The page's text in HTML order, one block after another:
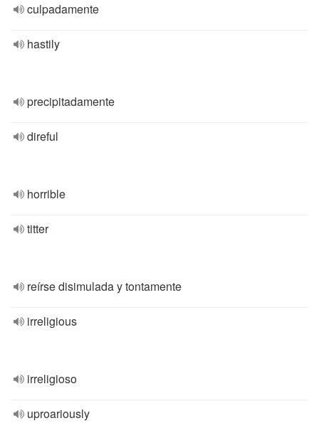
culpadamente
hastily
precipitadamente
direful
horrible
titter
reírse disimulada y tontamente
irreligious
irreligioso
uproariously